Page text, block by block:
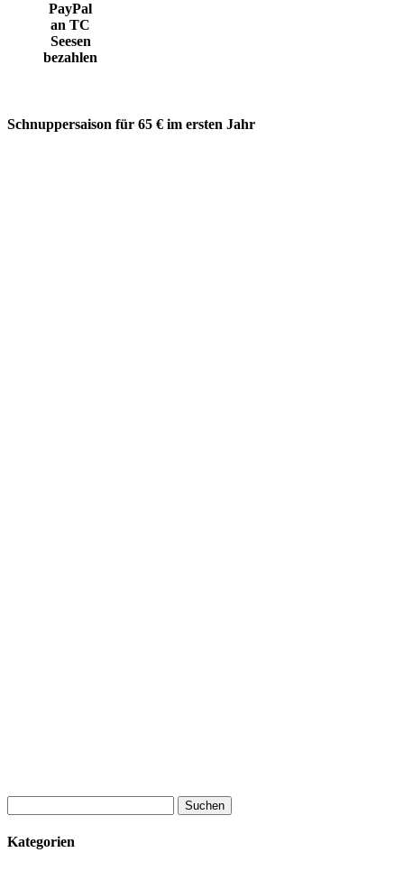
PayPal
an TC
Seesen
bezahlen
Schnuppersaison für 65 € im ersten Jahr
nach:
Kategorien